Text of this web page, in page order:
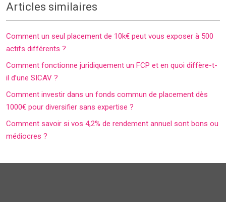
Articles similaires
Comment un seul placement de 10k€ peut vous exposer à 500
actifs différents ?
Comment fonctionne juridiquement un FCP et en quoi diffère-t-
il d’une SICAV ?
Comment investir dans un fonds commun de placement dès
1000€ pour diversifier sans expertise ?
Comment savoir si vos 4,2% de rendement annuel sont bons ou
médiocres ?